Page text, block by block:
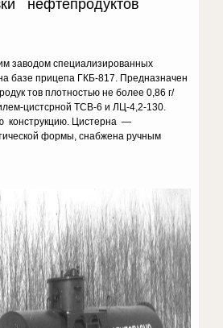
нефтепродуктов
заводом специализированных
базе прицепа ГКБ-817. Предназначен
тов плотностью не более 0,86 г/
цистсрной ТСВ-6 и ЛЦ-4,2-130.
конструкцию. Цистерна —
формы, снабжена ручным